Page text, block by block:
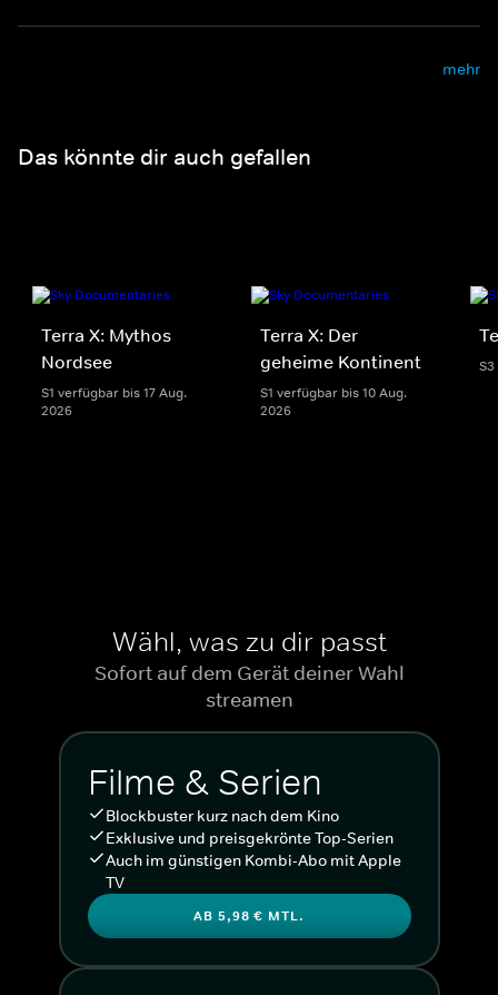
mehr
Das könnte dir auch gefallen
Terra X: Mythos
Nordsee
S1 verfügbar bis 17 Aug.
2026
Terra X: Der
geheime Kontinent
S1 verfügbar bis 10 Aug.
2026
Wähl, was zu dir passt
Sofort auf dem Gerät deiner Wahl
streamen
Filme & Serien
Blockbuster kurz nach dem Kino
Exklusive und preisgekrönte Top-Serien
Auch im günstigen Kombi-Abo mit Apple
TV
AB 5,98 € MTL.